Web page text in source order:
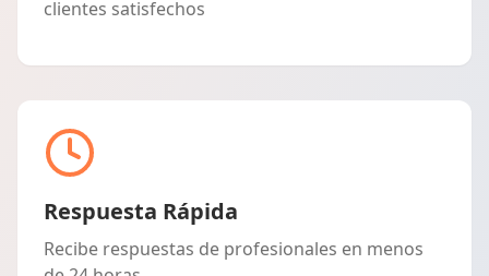
clientes satisfechos
Respuesta Rápida
Recibe respuestas de profesionales en menos